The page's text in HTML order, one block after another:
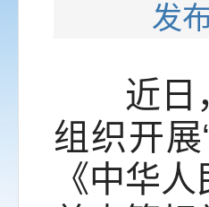
发
近日，
组织开
《中华